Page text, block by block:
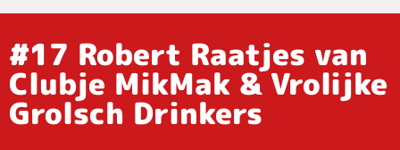
#17 Robert Raatjes van
Clubje MikMak & Vrolijke
Grolsch Drinkers